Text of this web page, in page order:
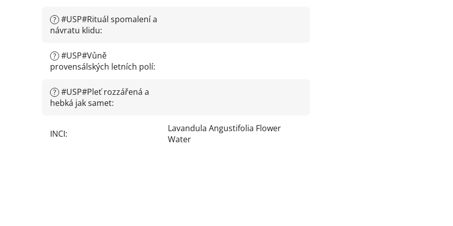
? #USP#Rituál spomalení a
návratu klidu:
? #USP#Vůně
provensálských letních polí:
? #USP#Pleť rozzářená a
hebká jak samet:
INCI:
Lavandula Angustifolia Flower
Water